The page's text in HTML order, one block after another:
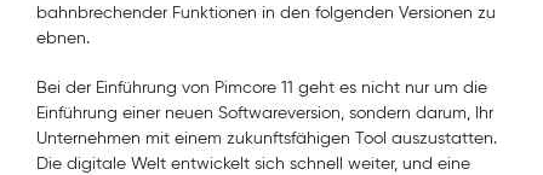
bahnbrechender Funktionen in den folgenden Versionen zu
ebnen.
Bei der Einführung von Pimcore 11 geht es nicht nur um die
Einführung einer neuen Softwareversion, sondern darum, Ihr
Unternehmen mit einem zukunftsfähigen Tool auszustatten.
Die digitale Welt entwickelt sich schnell weiter, und eine